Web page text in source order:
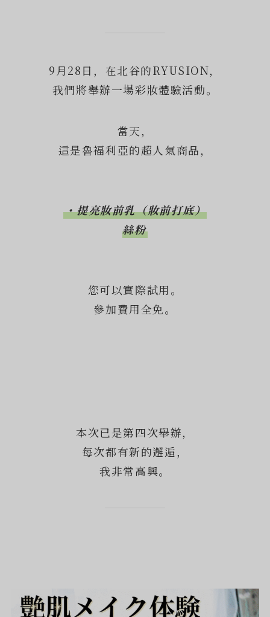
9月28日，在北谷的RYUSION，
我們將舉辦一場彩妝體驗活動。
當天，
這是魯福利亞的超人氣商品，
・提亮妝前乳（妝前打底）
絲粉
您可以實際試用。
參加費用全免。
本次已是第四次舉辦，
每次都有新的邂逅，
我非常高興。